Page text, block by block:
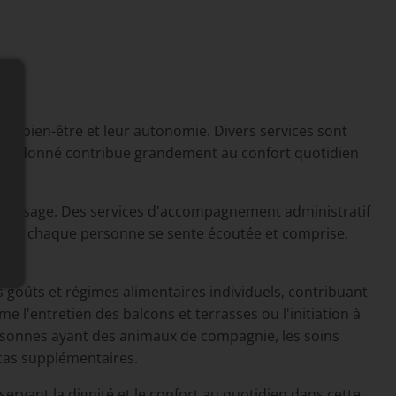
bien-être et leur autonomie. Divers services sont
ordonné contribue grandement au confort quotidien
Des services d'accompagnement administratif
chaque personne se sente écoutée et comprise,
et régimes alimentaires individuels, contribuant
l'entretien des balcons et terrasses ou l'initiation à
ayant des animaux de compagnie, les soins
supplémentaires.